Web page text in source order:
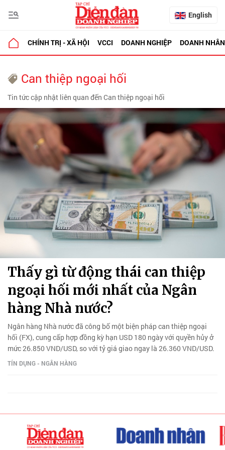
English
CHÍNH TRỊ - XÃ HỘI VCCI DOANH NGHIỆP DOANH NHÂN
Can thiệp ngoại hối
Tin tức cập nhật liên quan đến Can thiệp ngoại hối
Thấy gì từ động thái can thiệp
ngoại hối mới nhất của Ngân
hàng Nhà nước?
Ngân hàng Nhà nước đã công bố một biện pháp can thiệp ngoại
hối (FX), cung cấp hợp đồng kỳ hạn USD 180 ngày với quyền hủy ở
mức 26.850 VND/USD, so với tỷ giá giao ngay là 26.360 VND/USD.
TÍN DỤNG - NGÂN HÀNG